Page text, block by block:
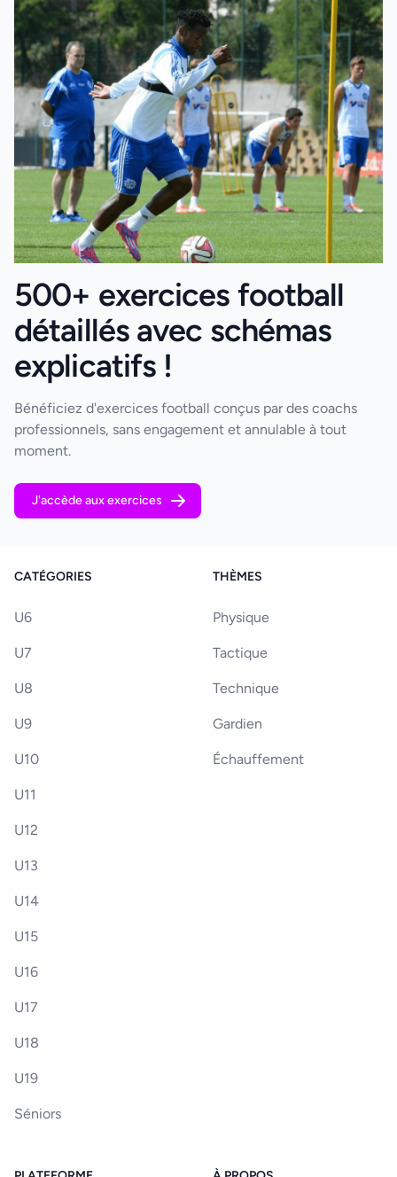
500+ exercices football
détaillés avec schémas
explicatifs !
Bénéficiez d'exercices football conçus par des coachs
professionnels, sans engagement et annulable à tout
moment.
J'accède aux exercices
CATÉGORIES
U6
U7
U8
U9
U10
U11
U12
U13
U14
U15
U16
U17
U18
U19
Séniors
THÈMES
Physique
Tactique
Technique
Gardien
Échauffement